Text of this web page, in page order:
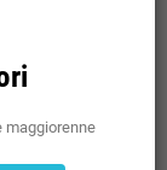
maggiorenne